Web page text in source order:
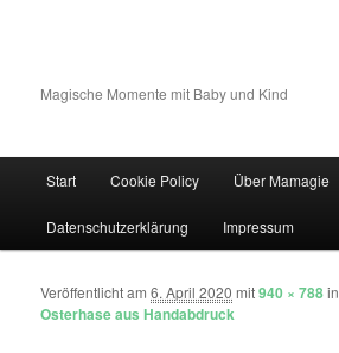
Magische Momente mit Baby und Kind
Zum Inhalt wechseln
Zum sekundären Inhalt wechseln
Start Cookie Policy Über Mamagie
Datenschutzerklärung Impressum
Bilder-Navigation
Veröffentlicht am6. April 2020 mit940 × 788in
Osterhase aus Handabdruck